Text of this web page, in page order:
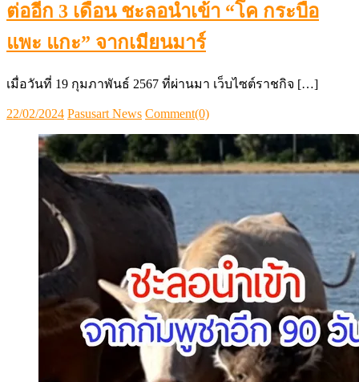
ต่ออีก 3 เดือน ชะลอนำเข้า “โค กระบือ
แพะ แกะ” จากเมียนมาร์
เมื่อวันที่ 19 กุมภาพันธ์ 2567 ที่ผ่านมา เว็บไซต์ราชกิจ […]
Posted
22/02/2024 Author
Pasusart News Comment(0)